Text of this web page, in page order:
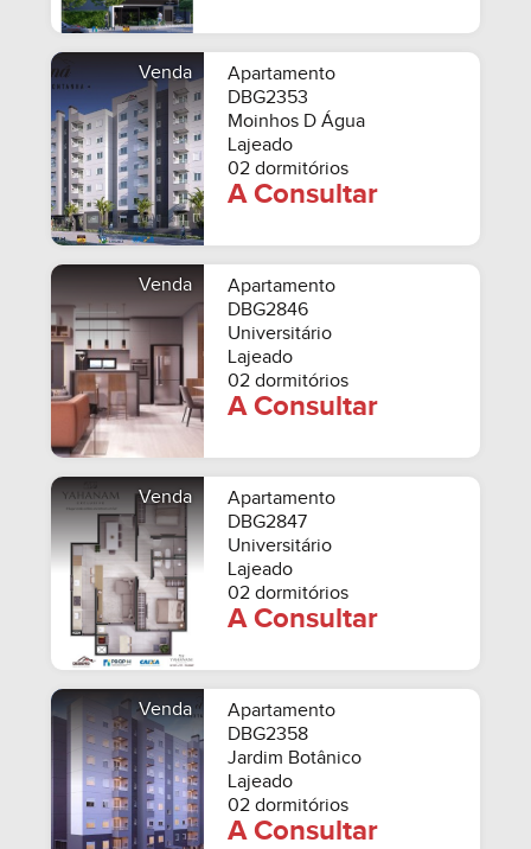
Venda
Apartamento
DBG2353
Moinhos D Água
Lajeado
02 dormitórios
A Consultar
Venda
Apartamento
DBG2846
Universitário
Lajeado
02 dormitórios
A Consultar
Venda
Apartamento
DBG2847
Universitário
Lajeado
02 dormitórios
A Consultar
Venda
Apartamento
DBG2358
Jardim Botânico
Lajeado
02 dormitórios
A Consultar